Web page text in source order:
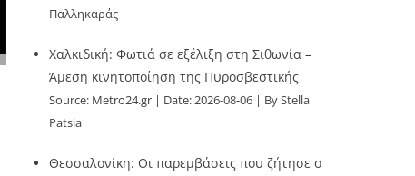
Παλληκαράς
Χαλκιδική: Φωτιά σε εξέλιξη στη Σιθωνία –
Άμεση κινητοποίηση της Πυροσβεστικής
Source: Metro24.gr Date: 2026-08-06
By Stella
Patsia
Θεσσαλονίκη: Οι παρεμβάσεις που ζήτησε ο